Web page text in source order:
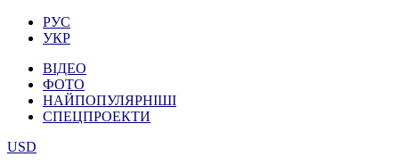
РУС
УКР
ВІДЕО
ФОТО
НАЙПОПУЛЯРНІШІ
СПЕЦПРОЕКТИ
USD